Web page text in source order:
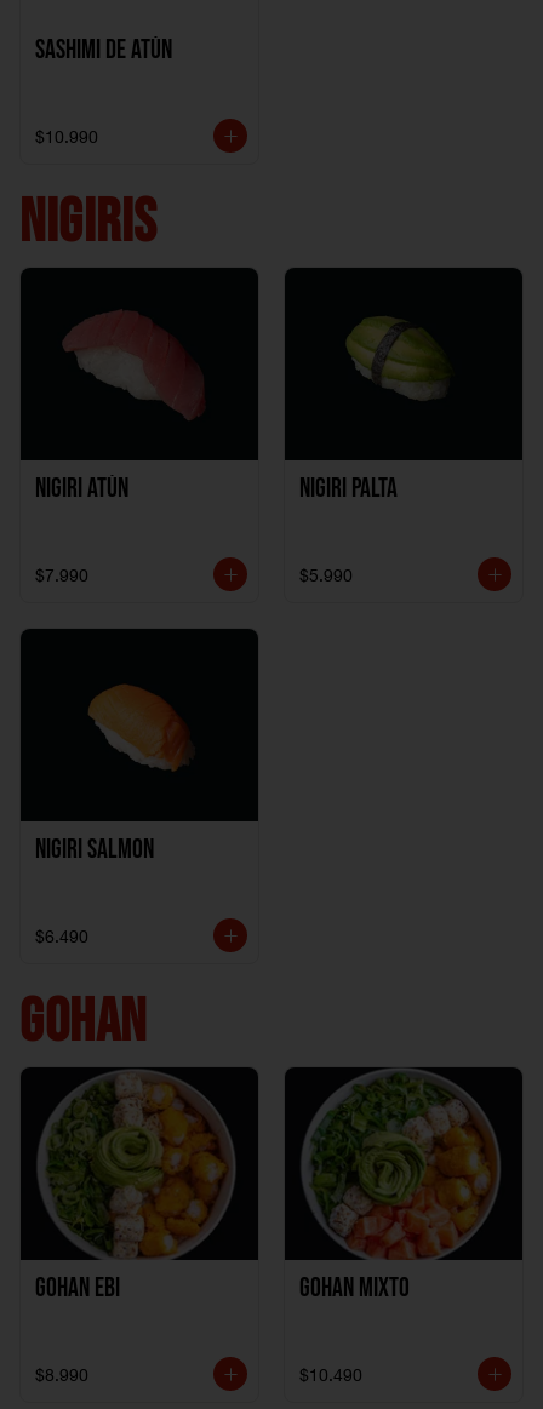
Sashimi de Atún
$10.990
NIGIRIS
Nigiri Atún
$7.990
Nigiri Palta
$5.990
Nigiri Salmon
$6.490
GOHAN
Gohan Ebi
$8.990
Gohan Mixto
$10.490